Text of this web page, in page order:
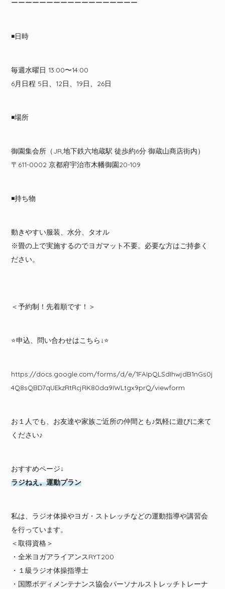
ーーーーーーーーーーーーーーーーーー
◾️日時
毎週水曜日 13:00〜14:00
6月日程 5日、12日、19日、26日
◾️場所
御園集会所（JR,地下鉄六地蔵駅 徒歩約6分 御蔵山商店街内）
〒611-0002 京都府宇治市木幡御園20-109
◾️持ち物
動きやすい服装、水分、タオル
※畳の上で実施するのでヨガマット不要。必要な方はご持参く
ださい。
＜予約制！先着順です！＞
⭐️申込、問い合わせはこちら↓⭐️
https://docs.google.com/forms/d/e/1FAIpQLSdIhwjdB1nGs0j
4Q8sQBD7qUEkzRtRcjRK80da9IWLtgx9prQ/viewform
お１人でも、お友達や家族ご近所の仲間とも♪気軽に遊びに来て
ください♪
おすすめページ↓
ラジねえ。運動プラン
私は、ラジオ体操やヨガ・ストレッチなどの運動指導や講習会
を行っています。
＜取得資格＞
・全米ヨガアライアンスRYT200
・１級ラジオ体操指導士
・国際ボディメンテナンス協会パーソナルストレッチトレーナ